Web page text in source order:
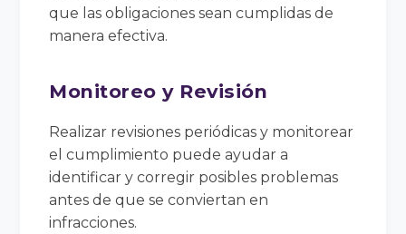
que las obligaciones sean cumplidas de
manera efectiva.
Monitoreo y Revisión
Realizar revisiones periódicas y monitorear
el cumplimiento puede ayudar a
identificar y corregir posibles problemas
antes de que se conviertan en
infracciones.